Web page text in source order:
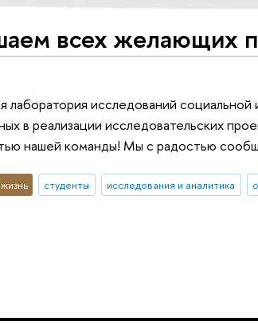
всех желающих
исследований социальной
в реализации исследовательских
нашей команды! Мы с радостью
студенты исследования и аналитика